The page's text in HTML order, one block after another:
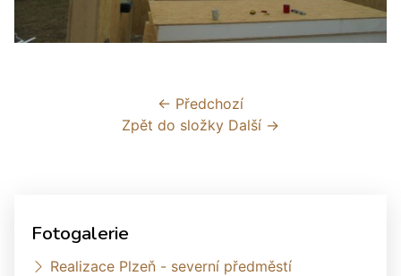
← Předchozí
Zpět do složky Další →
Fotogalerie
Realizace Plzeň - severní předměstí